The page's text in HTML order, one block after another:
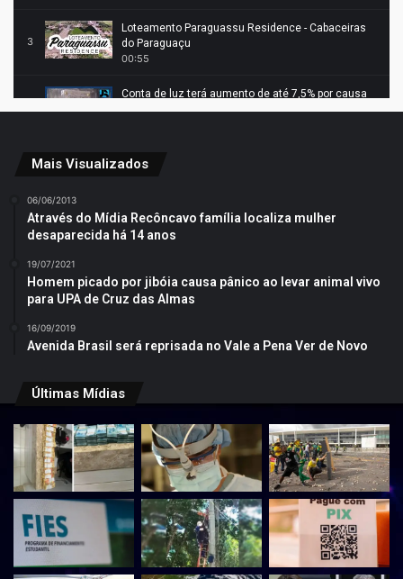
3
Loteamento Paraguassu Residence - Cabaceiras
do Paraguaçu
00:55
Conta de luz terá aumento de até 7,5% por causa
da seca
5
Grave acidente deixa dois integrantes da banda de
6
Claudia Leitte briga com fã em show : Itapemirim
ES 19 01 2018
Mais Visualizados
06/06/2013
Através do Mídia Recôncavo família localiza mulher
desaparecida há 14 anos
19/07/2021
Homem picado por jibóia causa pânico ao levar animal vivo
para UPA de Cruz das Almas
16/09/2019
Avenida Brasil será reprisada no Vale a Pena Ver de Novo
Últimas Mídias